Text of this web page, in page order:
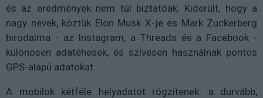
és az eredmények nem túl biztatóak. Kiderült, hogy a
nagy nevek, köztük Elon Musk X-je és Mark Zuckerberg
birodalma - az Instagram, a Threads és a Facebook -
különösen adatéhesek, és szívesen használnak pontos
GPS-alapú adatokat.
A mobilok kétféle helyadatot rögzítenek: a durvább,